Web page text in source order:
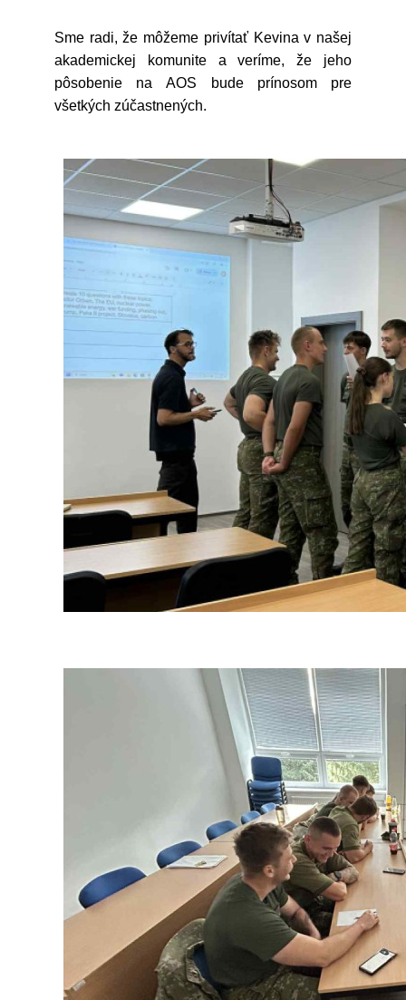
Sme radi, že môžeme privítať Kevina v našej
akademickej komunite a veríme, že jeho
pôsobenie na AOS bude prínosom pre
všetkých zúčastnených.